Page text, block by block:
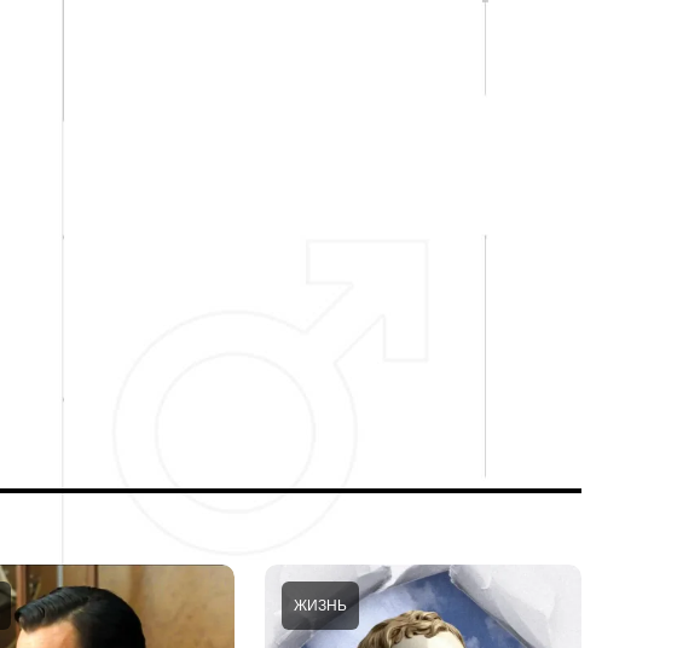
ЖИЗНЬ